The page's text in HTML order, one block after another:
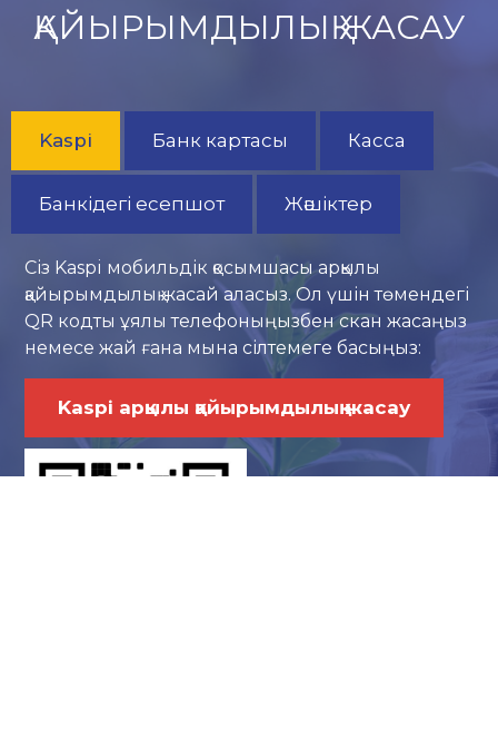
ҚАЙЫРЫМДЫЛЫҚ ЖАСАУ
Kaspi Банк картасы Касса
Банкідегі есепшот Жәшіктер
Сіз Kaspi мобильдік қосымшасы арқылы
қайырымдылық жасай аласыз. Ол үшін төмендегі
QR кодты ұялы телефоныңызбен скан жасаңыз
немесе жай ғана мына сілтемеге басыңыз:
Kaspi арқылы қайырымдылық жасау